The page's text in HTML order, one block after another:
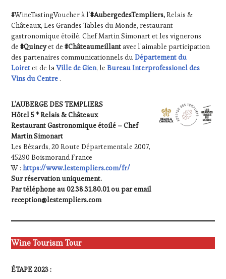
#WineTastingVoucher à l’#AubergedesTempliers,Relais &
Châteaux, Les Grandes Tables du Monde, restaurant
gastronomique étoilé, Chef Martin Simonart et les vignerons
de#Quincyet de#Châteaumeillantavec l’aimable participation
des partenaires communicationnels duDépartement du
Loiretet de laVille de Gien, leBureau Interprofessionel des
Vins du Centre .
L’AUBERGE DES TEMPLIERS
Hôtel 5 * Relais & Châteaux
Restaurant Gastronomique étoilé – Chef
Martin Simonart
Les Bézards, 20 Route Départementale 2007,
45290 Boismorand France
W :https://www.lestempliers.com/fr/
Sur réservation uniquement.
Par téléphone au 02.38.31.80.01 ou par email
reception@lestempliers.com
Wine Tourism Tour
ÉTAPE 2023 :